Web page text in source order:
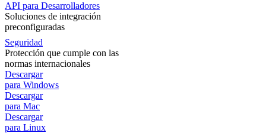
API para Desarrolladores
Soluciones de integración
preconfiguradas
Seguridad
Protección que cumple con las
normas internacionales
Descargar
para Windows
Descargar
para Mac
Descargar
para Linux